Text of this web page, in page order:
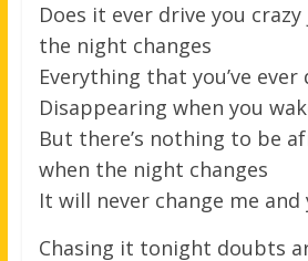
Does it ever drive you
the night changes
Everything that you’ve
Disappearing when you
But there’s nothing to be
when the night changes
It will never change me and
Chasing it tonight doubts